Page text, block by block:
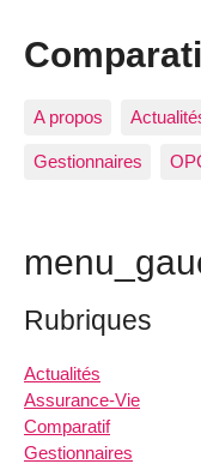
A propos
Gestionnaires
Rubriques
Actualités
Assurance-Vie
Comparatif
Gestionnaires